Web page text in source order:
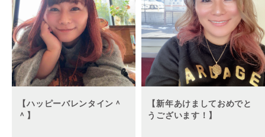
【ハッピーバレンタイン＾
＾】
【新年あけましておめでと
うございます！】